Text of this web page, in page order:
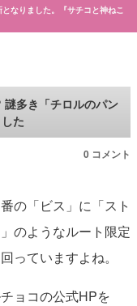
なりました。『サチコと神ねこ
多き「チロルのパン
た
0 コメント
の「ビス」に「スト
」のようなルート限定
っていますよね。
ョコの公式HPを